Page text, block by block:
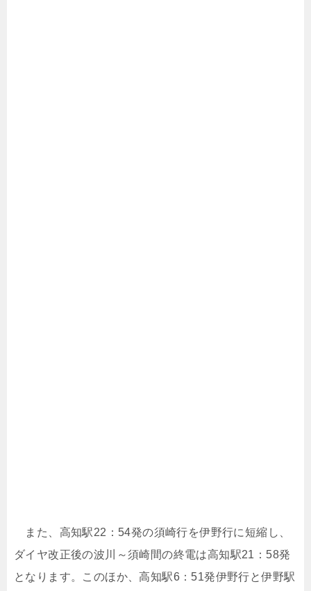
また、高知駅22：54発の須崎行を伊野行に短縮し、
ダイヤ改正後の波川～須崎間の終電は高知駅21：58発
となります。このほか、高知駅6：51発伊野行と伊野駅